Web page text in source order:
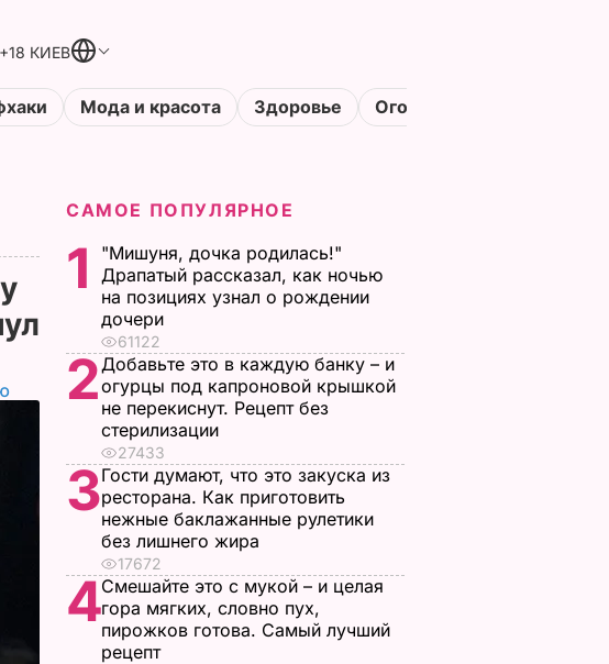
+18 КИЕВ
Мода и красота Здоровье Огороды
САМОЕ ПОПУЛЯРНОЕ
1
"Мишуня, дочка родилась!"
Драпатый рассказал, как ночью
на позициях узнал о рождении
дочери
61122
2Добавьте это в каждую банку – и
огурцы под капроновой крышкой
не перекиснут. Рецепт без
стерилизации
27433
3Гости думают, что это закуска из
ресторана. Как приготовить
нежные баклажанные рулетики
без лишнего жира
17672
4Смешайте это с мукой – и целая
гора мягких, словно пух,
пирожков готова. Самый лучший
рецепт